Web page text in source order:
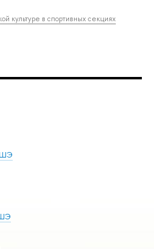
культуре в спортивных секциях